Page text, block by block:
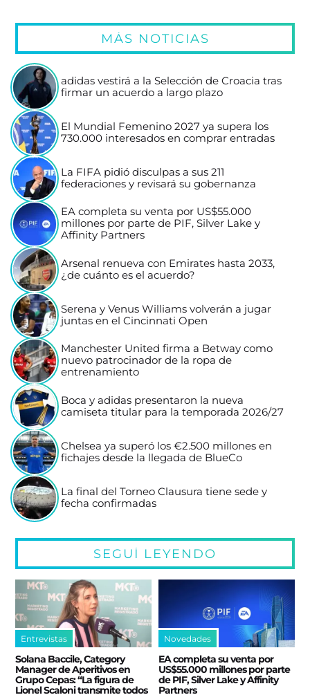
MÁS NOTICIAS
adidas vestirá a la Selección de Croacia tras
firmar un acuerdo a largo plazo
El Mundial Femenino 2027 ya supera los
730.000 interesados en comprar entradas
La FIFA pidió disculpas a sus 211
federaciones y revisará su gobernanza
EA completa su venta por US$55.000
millones por parte de PIF, Silver Lake y
Affinity Partners
Arsenal renueva con Emirates hasta 2033,
¿de cuánto es el acuerdo?
Serena y Venus Williams volverán a jugar
juntas en el Cincinnati Open
Manchester United firma a Betway como
nuevo patrocinador de la ropa de
entrenamiento
Boca y adidas presentaron la nueva
camiseta titular para la temporada 2026/27
Chelsea ya superó los €2.500 millones en
fichajes desde la llegada de BlueCo
La final del Torneo Clausura tiene sede y
fecha confirmadas
SEGUÍ LEYENDO
Entrevistas
Solana Baccile, Category
Manager de Aperitivos en
Grupo Cepas: “La figura de
Lionel Scaloni transmite todos
Novedades
EA completa su venta por
US$55.000 millones por parte
de PIF, Silver Lake y Affinity
Partners